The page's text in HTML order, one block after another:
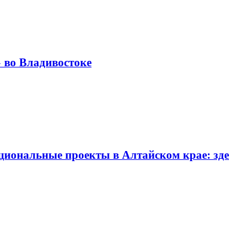
Владивостоке
проекты в Алтайском крае: